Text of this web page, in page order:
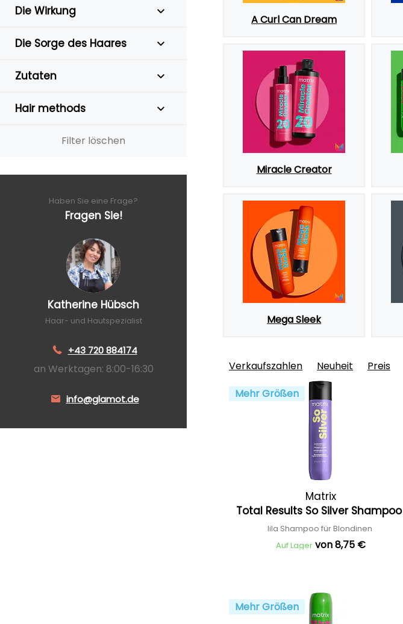
Die Wirkung
Die Sorge des Haares
Zutaten
Hair methods
Filter löschen
Haben Sie eine Frage?
Fragen Sie!
Katherine Hübsch
Haar- und Hautspezialist
+43 720 884174
an Werktagen: 8:00-16:30
info@glamot.de
A Curl Can Dream
Miracle Creator
Mega Sleek
Verkaufszahlen Neuheit Preis
Mehr Größen
Matrix
Total Results So Silver Shampoo
lila Shampoo für Blondinen
Auf Lager von 8,75 €
Mehr Größen